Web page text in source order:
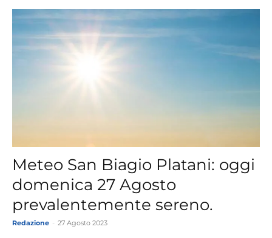
Meteo San Biagio Platani: oggi
domenica 27 Agosto
prevalentemente sereno.
Redazione 27 Agosto 2023